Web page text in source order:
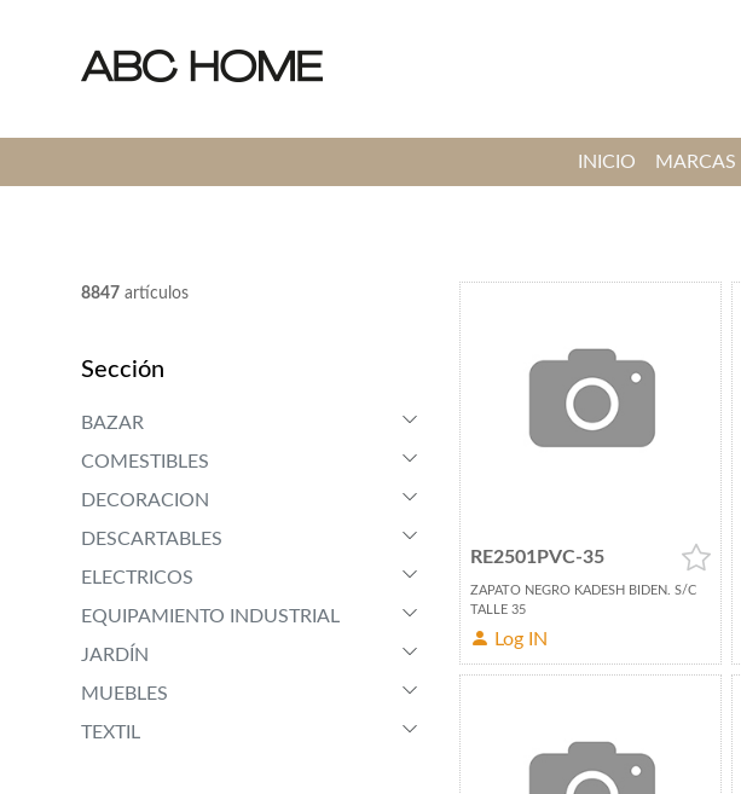
INICIO MARCAS
8847 artículos
Sección
BAZAR
COMESTIBLES
DECORACION
DESCARTABLES
ELECTRICOS
EQUIPAMIENTO INDUSTRIAL
JARDÍN
MUEBLES
TEXTIL
RE2501PVC-35
ZAPATO NEGRO KADESH BIDEN. S/C
TALLE 35
Log IN